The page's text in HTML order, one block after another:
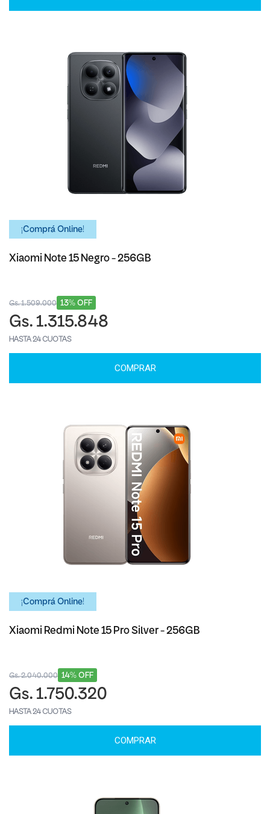
¡Comprá Online!
Xiaomi Note 15 Negro - 256GB
13% OFF
Gs. 1.509.000
Gs. 1.315.848
HASTA 24 CUOTAS
COMPRAR
¡Comprá Online!
Xiaomi Redmi Note 15 Pro Silver - 256GB
14% OFF
Gs. 2.040.000
Gs. 1.750.320
HASTA 24 CUOTAS
COMPRAR